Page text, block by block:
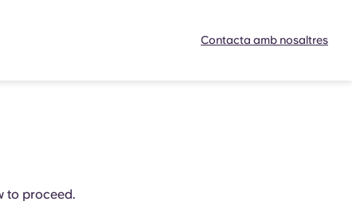
Contacta amb nosaltres
to proceed.